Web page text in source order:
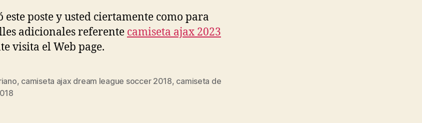
este poste y usted ciertamente como para
adicionales referente camiseta ajax 2023
visita el Web page.
, camiseta ajax dream league soccer 2018, camiseta de